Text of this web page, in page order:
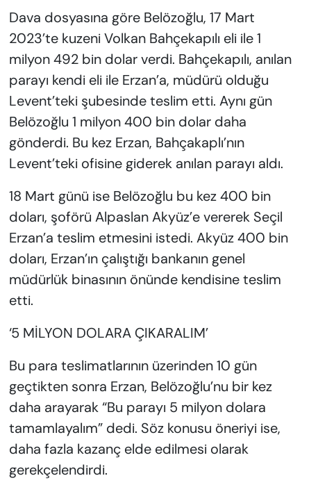
Dava dosyasına göre Belözoğlu, 17 Mart
2023’te kuzeni Volkan Bahçekapılı eli ile 1
milyon 492 bin dolar verdi. Bahçekapılı, anılan
parayı kendi eli ile Erzan’a, müdürü olduğu
Levent’teki şubesinde teslim etti. Aynı gün
Belözoğlu 1 milyon 400 bin dolar daha
gönderdi. Bu kez Erzan, Bahçakaplı’nın
Levent’teki ofisine giderek anılan parayı aldı.
18 Mart günü ise Belözoğlu bu kez 400 bin
doları, şoförü Alpaslan Akyüz’e vererek Seçil
Erzan’a teslim etmesini istedi. Akyüz 400 bin
doları, Erzan’ın çalıştığı bankanın genel
müdürlük binasının önünde kendisine teslim
etti.
‘5 MİLYON DOLARA ÇIKARALIM’
Bu para teslimatlarının üzerinden 10 gün
geçtikten sonra Erzan, Belözoğlu’nu bir kez
daha arayarak “Bu parayı 5 milyon dolara
tamamlayalım” dedi. Söz konusu öneriyi ise,
daha fazla kazanç elde edilmesi olarak
gerekçelendirdi.